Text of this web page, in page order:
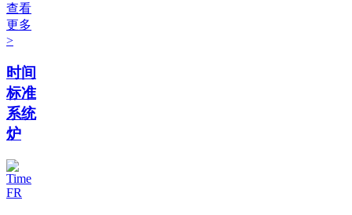
查看
更多
>
时间
标准
系统
炉